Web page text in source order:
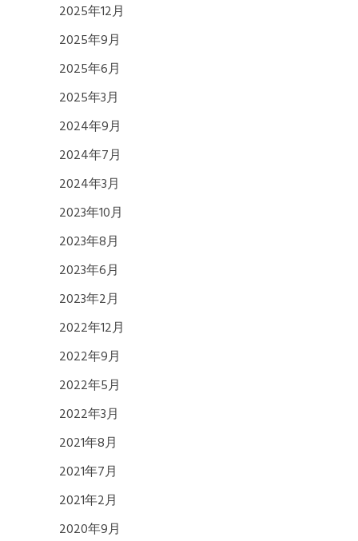
2025年12月
2025年9月
2025年6月
2025年3月
2024年9月
2024年7月
2024年3月
2023年10月
2023年8月
2023年6月
2023年2月
2022年12月
2022年9月
2022年5月
2022年3月
2021年8月
2021年7月
2021年2月
2020年9月